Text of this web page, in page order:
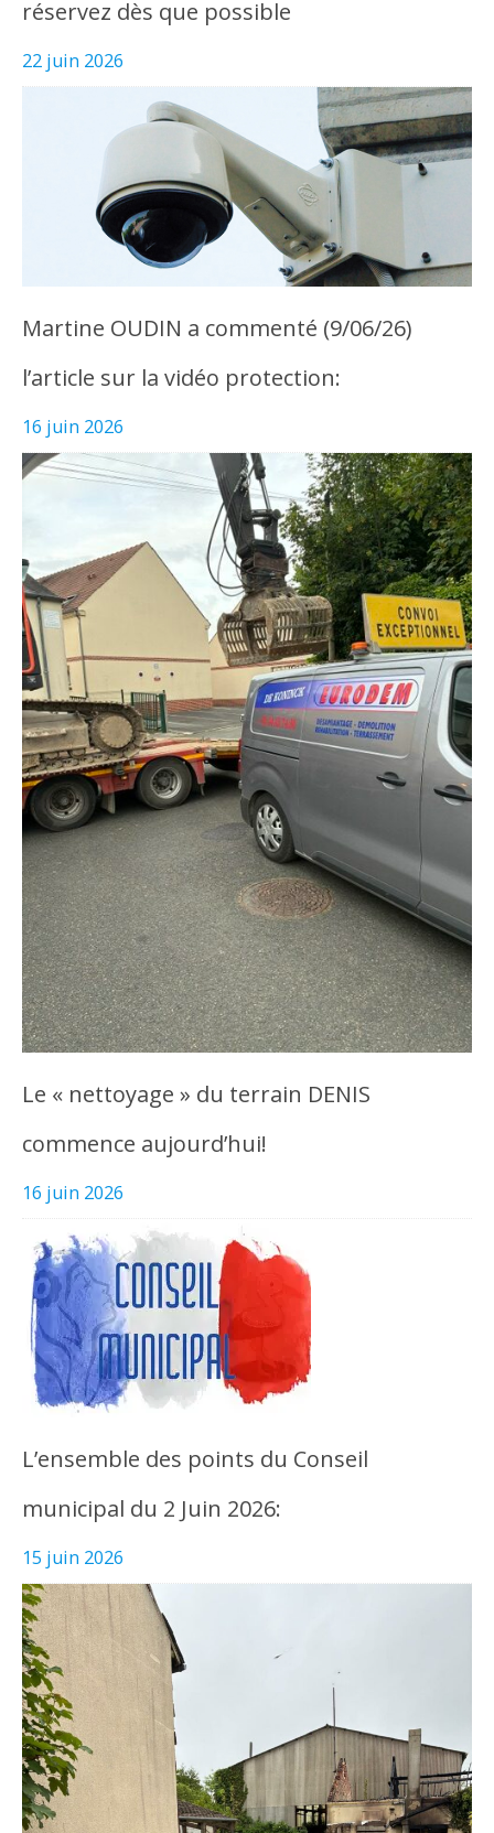
réservez dès que possible
22 juin 2026
Martine OUDIN a commenté (9/06/26)
l’article sur la vidéo protection:
16 juin 2026
Le « nettoyage » du terrain DENIS
commence aujourd’hui!
16 juin 2026
L’ensemble des points du Conseil
municipal du 2 Juin 2026:
15 juin 2026